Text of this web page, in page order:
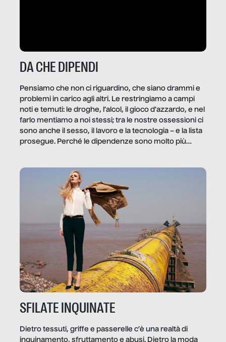
DA CHE DIPENDI
Pensiamo che non ci riguardino, che siano drammi e
problemi in carico agli altri. Le restringiamo a campi
noti e temuti: le droghe, l’alcol, il gioco d’azzardo, e nel
farlo mentiamo a noi stessi; tra le nostre ossessioni ci
sono anche il sesso, il lavoro e la tecnologia – e la lista
prosegue. Perché le dipendenze sono molto più
trae un guadagno. In questo reportage vediamo
quale e come.
SFILATE INQUINATE
Dietro tessuti, griffe e passerelle c’è una realtà di
inquinamento, sfruttamento e abusi. Dietro la moda